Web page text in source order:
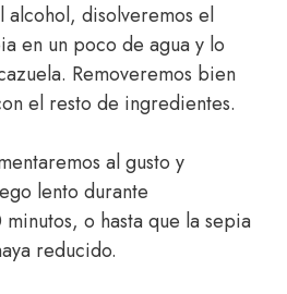
alcohol, disolveremos el
en un poco de agua y lo
Removeremos bien
el resto de ingredientes.
al gusto y
lento durante
o hasta que la sepia
reducido.